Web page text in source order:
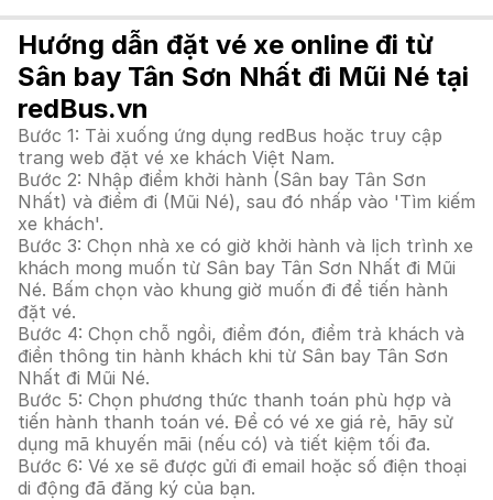
Hướng dẫn đặt vé xe online đi từ
Sân bay Tân Sơn Nhất đi Mũi Né tại
redBus.vn
Bước 1: Tải xuống ứng dụng redBus hoặc truy cập
trang web đặt vé xe khách Việt Nam.
Bước 2: Nhập điểm khởi hành (Sân bay Tân Sơn
Nhất) và điểm đi (Mũi Né), sau đó nhấp vào 'Tìm kiếm
xe khách'.
Bước 3: Chọn nhà xe có giờ khởi hành và lịch trình xe
khách mong muốn từ Sân bay Tân Sơn Nhất đi Mũi
Né. Bấm chọn vào khung giờ muốn đi để tiến hành
đặt vé.
Bước 4: Chọn chỗ ngồi, điểm đón, điểm trả khách và
điền thông tin hành khách khi từ Sân bay Tân Sơn
Nhất đi Mũi Né.
Bước 5: Chọn phương thức thanh toán phù hợp và
tiến hành thanh toán vé. Để có vé xe giá rẻ, hãy sử
dụng mã khuyến mãi (nếu có) và tiết kiệm tối đa.
Bước 6: Vé xe sẽ được gửi đi email hoặc số điện thoại
di động đã đăng ký của bạn.